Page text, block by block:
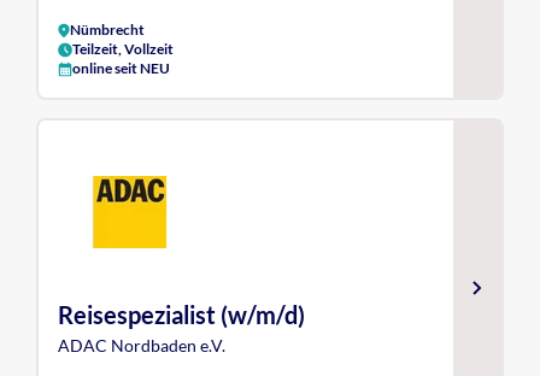
Nümbrecht
Teilzeit, Vollzeit
online seit NEU
Reisespezialist (w/m/d)
ADAC Nordbaden e.V.